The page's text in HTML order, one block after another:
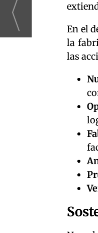
En el
la
las